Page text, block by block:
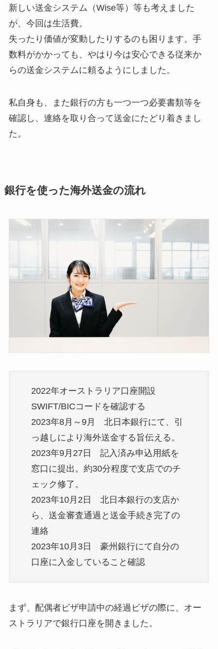
新しい送金システム（Wise等）等も考えました
が、今回は生活費。
失ったり価値が変動したりするのも困ります。手
数料がかかっても、やはり今は安心できる従来か
らの送金システムに頼るようにしました。
私自身も、また銀行の方も一つ一つ必要書類等を
確認し、連絡を取り合って送金にたどり着きまし
た。
銀行を使った海外送金の流れ
2022年オーストラリア口座開設
SWIFT/BICコードを確認する
2023年8月～9月 北日本銀行にて、引
っ越しにより海外送金する旨伝える。
2023年9月27日 記入済み申込用紙を
窓口に提出。約30分程度で支店でのチ
ェック修了。
2023年10月2日 北日本銀行の支店か
ら、送金審査通過と送金手続き完了の
連絡
2023年10月3日 豪州銀行にて自分の
口座に入金していること確認
まず、配偶者ビザ申請中の経過ビザの際に、オー
ストラリアで銀行口座を開きました。